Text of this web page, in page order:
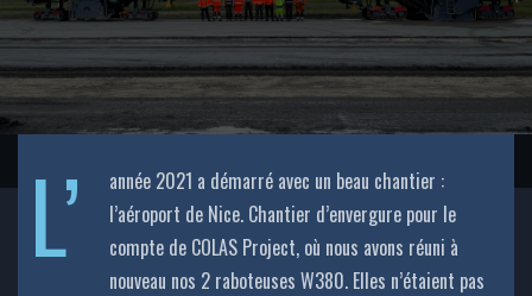
L’
année 2021 a démarré avec un beau chantier :
l’aéroport de Nice. Chantier d’envergure pour le
compte de COLAS Project, où nous avons réuni à
nouveau nos 2 raboteuses W380. Elles n’étaient pas